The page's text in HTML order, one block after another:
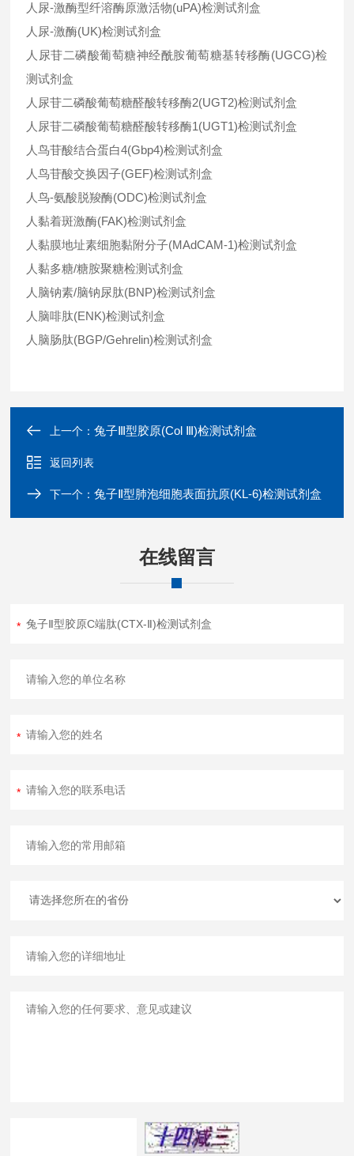
人尿-激酶型纤溶酶原激活物(uPA)检测试剂盒
人尿-激酶(UK)检测试剂盒
人尿苷二磷酸葡萄糖神经酰胺葡萄糖基转移酶(UGCG)检
测试剂盒
人尿苷二磷酸葡萄糖醛酸转移酶2(UGT2)检测试剂盒
人尿苷二磷酸葡萄糖醛酸转移酶1(UGT1)检测试剂盒
人鸟苷酸结合蛋白4(Gbp4)检测试剂盒
人鸟苷酸交换因子(GEF)检测试剂盒
人鸟-氨酸脱羧酶(ODC)检测试剂盒
人黏着斑激酶(FAK)检测试剂盒
人黏膜地址素细胞黏附分子(MAdCAM-1)检测试剂盒
人黏多糖/糖胺聚糖检测试剂盒
人脑钠素/脑钠尿肽(BNP)检测试剂盒
人脑啡肽(ENK)检测试剂盒
人脑肠肽(BGP/Gehrelin)检测试剂盒
上一个：兔子Ⅲ型胶原(Col Ⅲ)检测试剂盒
返回列表
下一个：兔子Ⅱ型肺泡细胞表面抗原(KL-6)检测试剂盒
在线留言